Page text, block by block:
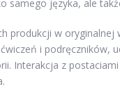
samego języka, ale
produkcji w
i podręczników,
Interakcja z